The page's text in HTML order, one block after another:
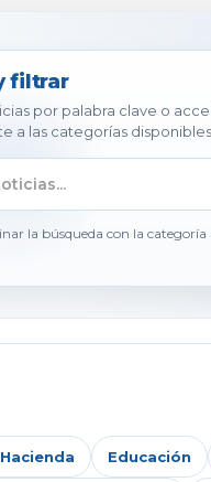
filtrar
por palabra clave o
a las categorías disponibles.
la búsqueda con la
Educación